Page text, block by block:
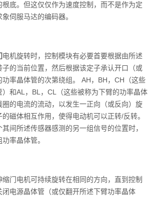
底。但这仅仅作为速度控制，而不是作为定
伺服马达的编码器。
电机旋转时，控制模块有必要首要根据由所述
的当前位置，然后根据该定子承认开口（或
率晶体管的次第绕组。 AH，BH，CH（这些
和AL，BL，CL（这些被称为下臂的功率晶体
的电流的流动，以发生一正向（或反向）旋
磁体相互作用，使得电动机可以正转/反转。
间所述传感器感测的另一组信号的位置时，
率晶体管。
门电机可持续旋转在相同的方向，直到控制
电源晶体管（或仅翻开所述下臂功率晶体